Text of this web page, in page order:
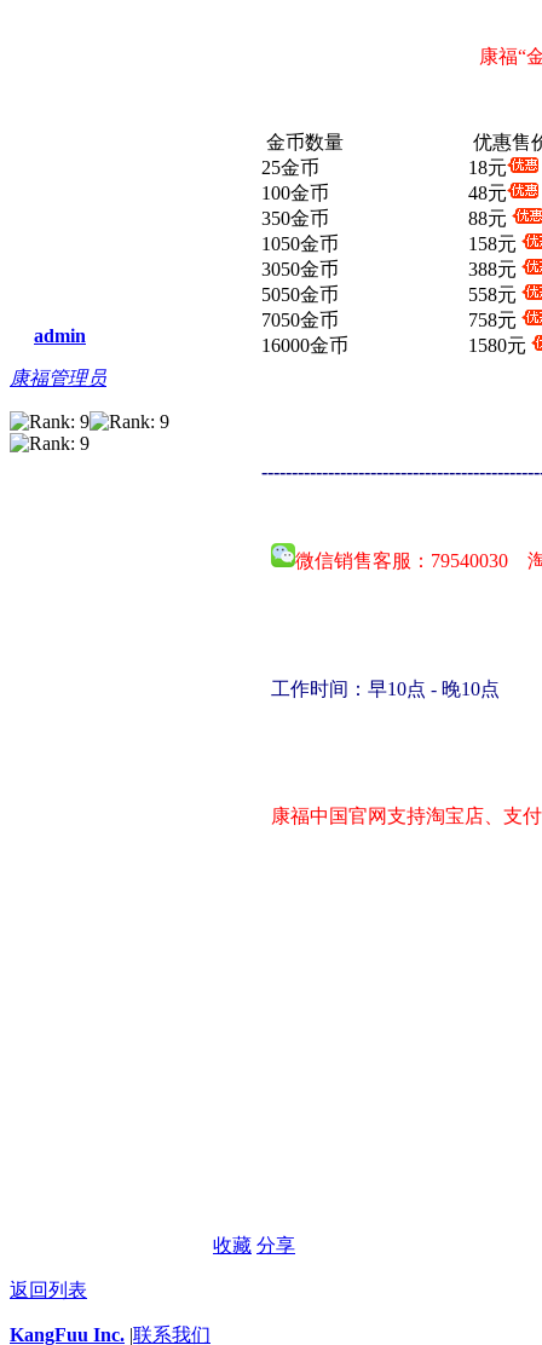
admin
康福管理员
康福“
金币数量
优惠售
25金币
18元
100金币
48元
350金币
88元
1050金币
158元
3050金币
388元
5050金币
558元
7050金币
758元
16000金币
1580元
微信销售客服： 79540030
工作时间：早10点 - 晚10点
康福中国官网支持淘宝店、支
收藏 分享
返回列表
KangFuu Inc. |联系我们